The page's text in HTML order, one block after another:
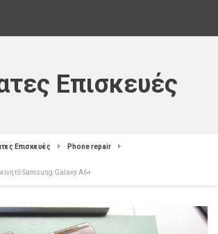
Επισκευές
Επισκευές Phone repair
Samsung Galaxy A6+